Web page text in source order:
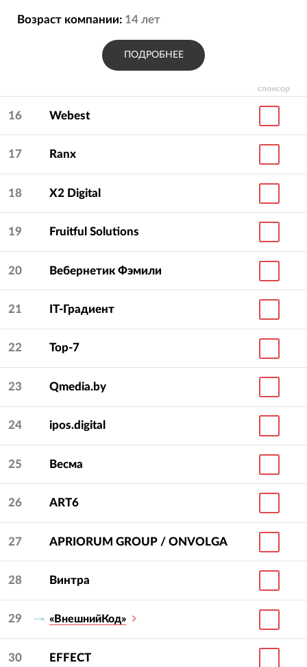
спонсор
Возраст компании: 14 лет
ПОДРОБНЕЕ
16 Webest
17 Ranx
18 X2 Digital
19 Fruitful Solutions
20 Вебернетик Фэмили
21 IT-Градиент
22 Top-7
23 Qmedia.by
24 ipos.digital
25 Весма
26 ART6
27 APRIORUM GROUP / ONVOLGA
28 Винтра
29 «ВнешнийКод»
30 EFFECT